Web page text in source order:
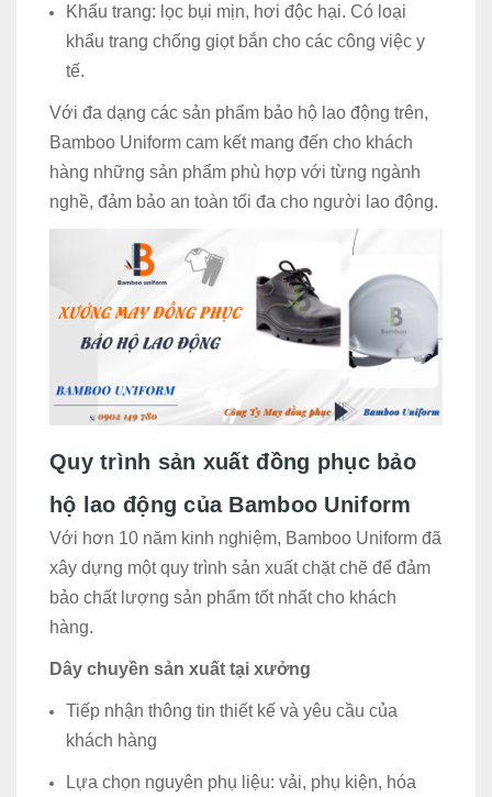
Khẩu trang: lọc bụi mịn, hơi độc hại. Có loại
khẩu trang chống giọt bắn cho các công việc y
tế.
Với đa dạng các sản phẩm bảo hộ lao động trên,
Bamboo Uniform cam kết mang đến cho khách
hàng những sản phẩm phù hợp với từng ngành
nghề, đảm bảo an toàn tối đa cho người lao động.
Quy trình sản xuất đồng phục bảo
hộ lao động của Bamboo Uniform
Với hơn 10 năm kinh nghiệm, Bamboo Uniform đã
xây dựng một quy trình sản xuất chặt chẽ để đảm
bảo chất lượng sản phẩm tốt nhất cho khách
hàng.
Dây chuyền sản xuất tại xưởng
Tiếp nhận thông tin thiết kế và yêu cầu của
khách hàng
Lựa chọn nguyên phụ liệu: vải, phụ kiện, hóa